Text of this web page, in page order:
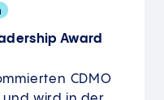
Award
CDMO